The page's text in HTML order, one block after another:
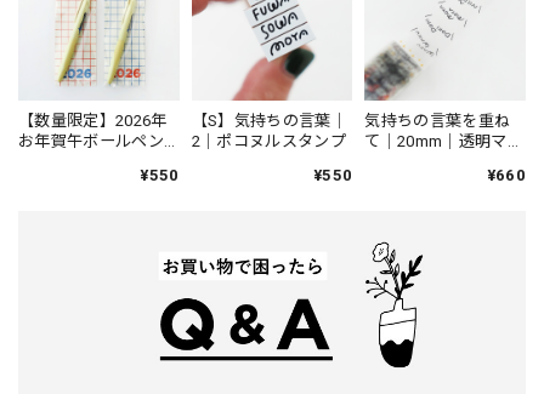
【数量限定】2026年
お年賀午ボールペン
¥550
【S】気持ちの言葉｜
2｜ポコヌルスタンプ
¥550
気持ちの言葉を重ね
て｜20mm｜透明マス
¥660